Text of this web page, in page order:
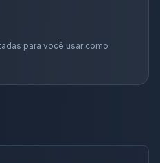
para você usar como